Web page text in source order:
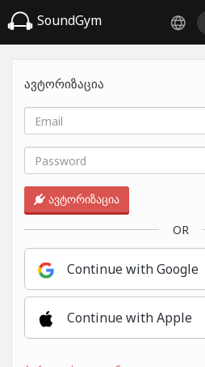
SoundGym
ავტორიზაცია
ავტორიზაცია
OR
Continue with Google
Continue with Apple